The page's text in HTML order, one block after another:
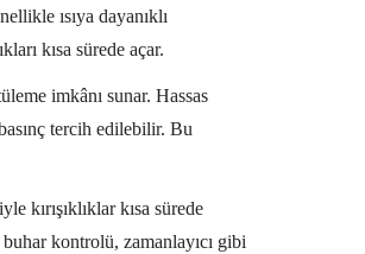
ısıya dayanıklı
kısa sürede açar.
imkânı sunar. Hassas
tercih edilebilir. Bu
kırışıklıklar kısa sürede
kontrolü, zamanlayıcı gibi